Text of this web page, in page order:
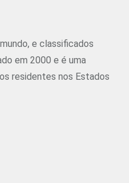
e classificados
em 2000 e é uma
residentes nos Estados